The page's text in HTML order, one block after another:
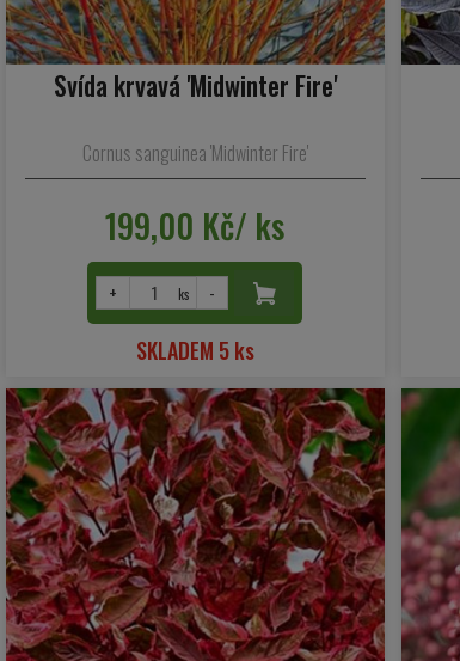
Svída krvavá 'Midwinter Fire'
Cornus sanguinea 'Midwinter Fire'
199,00 Kč/ ks
+ ks -
SKLADEM 5 ks